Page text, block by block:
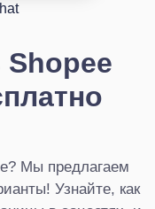
Shopee
Мы предлагаем
Узнайте, как